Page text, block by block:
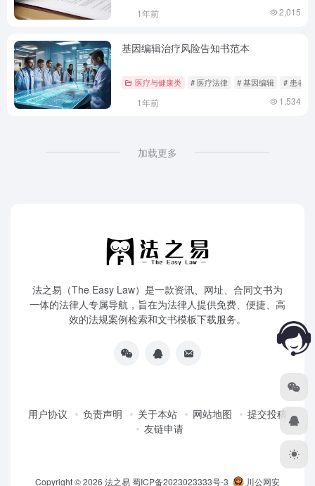
1年前 2,015
基因编辑治疗风险告知书范本
医疗与健康类 # 医疗法律 # 基因编辑 # 患者权
1年前 1,534
加载更多
法之易（The Easy Law）是一款资讯、网址、合同文书为
一体的法律人专属导航，旨在为法律人提供免费、便捷、高
效的法规案例检索和文书模板下载服务。
用户协议 负责声明 关于本站 网站地图
提交投稿
友链申请
Copyright © 2026 法之易蜀ICP备2023023333号-3 川公网安